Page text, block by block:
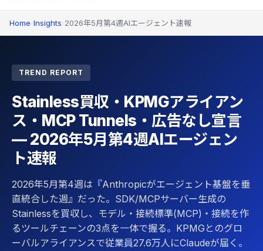
Home Insights 2026年5月第4週AIエージェント速報
TREND REPORT
Stainless買収・KPMGアライアン
ス・MCP Tunnels・広告なし宣言
— 2026年5月第4週AIエージェン
ト速報
2026年5月第4週は『Anthropicがエージェント基盤を垂
直統合した週』だった。SDK/MCPサーバー生成の
Stainlessを買収し、モデル・接続標準(MCP)・接続を作
るツールチェーンの3点を一体で握る。KPMGとのグロ
ーバルアライアンスで従業員27.6万人にClaudeが届く。